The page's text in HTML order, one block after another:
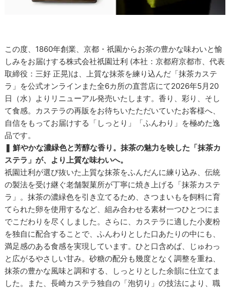
この度、1860年創業、京都・祇園からお茶の豊かな味わいと愉
しみをお届けする株式会社祇園辻利 (本社：京都府京都市、代表
取締役：三好 正晃)は、上質な抹茶を練り込んだ「抹茶カステ
ラ」を公式オンラインまた全6カ所の直営店にて2026年5月20
日（水）よりリニューアル発売いたします。香り、彩り、そし
て食感。カステラの再販をお待ちいたただいていたお客様へ、
自信をもってお届けする「しっとり」「ふんわり」を極めた逸
品です。
❚ 鮮やかな濃緑色と芳醇な香り。抹茶の魅力を映した「抹茶カ
ステラ」が、より上質な味わいへ。
祇園辻利が選び抜いた上質な抹茶をふんだんに練り込み、伝統
の製法を受け継ぐ老舗製菓所が丁寧に焼き上げる「抹茶カステ
ラ」。抹茶の濃緑色を引き立てるため、さつまいもを飼料に育
てられた卵を使用するなど、組み合わせる素材一つひとつにま
でこだわりを尽くしました。さらに、カステラに適した小麦粉
を独自に配合することで、ふんわりとした口あたりの中にも、
満足感のある食感を実現しています。ひと口含めば、じゅわっ
と広がるやさしい甘み。砂糖の配分も幾度となく調整を重ね、
抹茶の豊かな風味と調和する、しっとりとした余韻に仕立てま
した。また、長崎カステラ独自の「泡切り」の技法により、職